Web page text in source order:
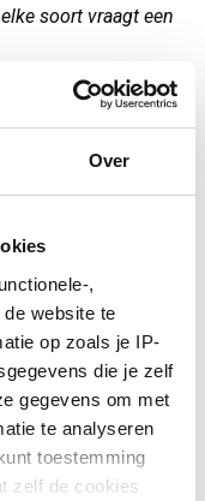
Over
,
website te
op zoals je IP-
die je zelf
gegevens om met
te analyseren
toestemming
zelf de cookies
soort vraagt een
en lage
concurrentie
met
kwaliteiten kunt
in staat om
focus op de